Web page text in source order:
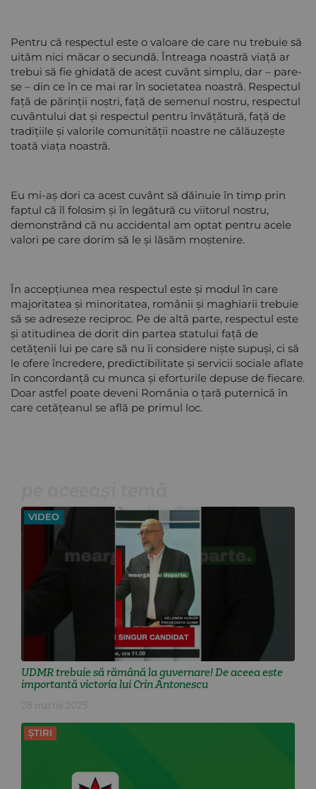
Pentru că respectul este o valoare de care nu trebuie să
uităm nici măcar o secundă. Întreaga noastră viață ar
trebui să fie ghidată de acest cuvânt simplu, dar – pare-
se – din ce în ce mai rar în societatea noastră. Respectul
față de părinții noștri, față de semenul nostru, respectul
cuvântului dat și respectul pentru învățătură, față de
tradițiile și valorile comunității noastre ne călăuzește
toată viața noastră.
Eu mi-aș dori ca acest cuvânt să dăinuie în timp prin
faptul că îl folosim și în legătură cu viitorul nostru,
demonstrând că nu accidental am optat pentru acele
valori pe care dorim să le și lăsăm moștenire.
În accepțiunea mea respectul este și modul în care
majoritatea și minoritatea, românii și maghiarii trebuie
să se adreseze reciproc. Pe de altă parte, respectul este
și atitudinea de dorit din partea statului față de
cetățenii lui pe care să nu îi considere niște supuși, ci să
le ofere încredere, predictibilitate și servicii sociale aflate
în concordanță cu munca și eforturile depuse de fiecare.
Doar astfel poate deveni România o țară puternică în
care cetățeanul se află pe primul loc.
VIDEO
UDMR trebuie să rămână la guvernare! De aceea este
importantă victoria lui Crin Antonescu
28 martie 2025
ȘTIRI